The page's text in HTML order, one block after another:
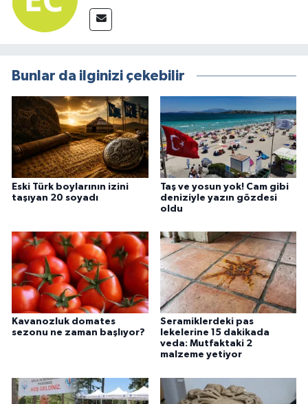
Bunlar da ilginizi çekebilir
Eski Türk boylarının izini
taşıyan 20 soyadı
Taş ve yosun yok! Cam gibi
deniziyle yazın gözdesi
oldu
Kavanozluk domates
sezonu ne zaman başlıyor?
Seramiklerdeki pas
lekelerine 15 dakikada
veda: Mutfaktaki 2
malzeme yetiyor